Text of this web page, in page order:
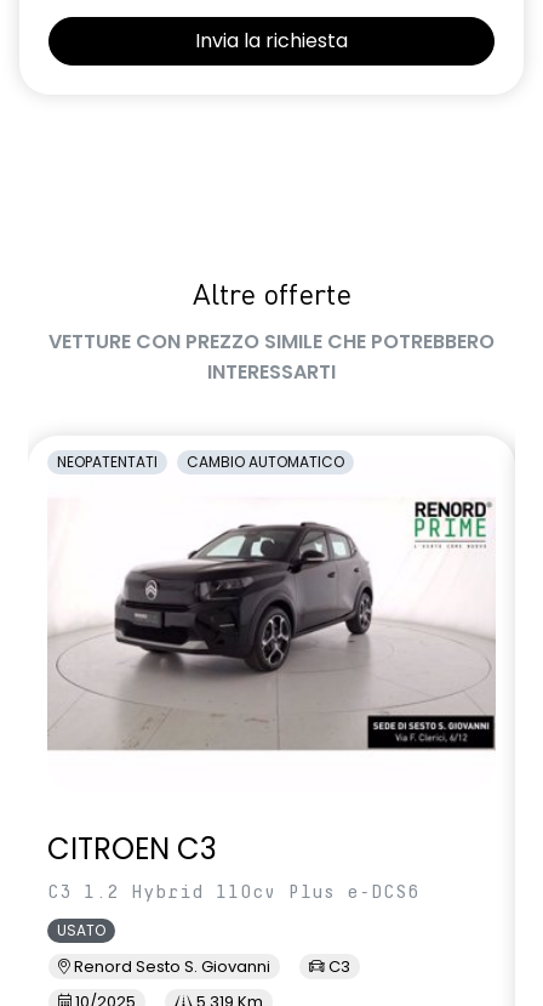
Selleria Stepway in tessuto blu e nero
Volante regolabile in altezza e profondità
Altre offerte
VETTURE CON PREZZO SIMILE CHE POTREBBERO
INTERESSARTI
NEOPATENTATI CAMBIO AUTOMATICO
CITROEN C3
C3 1.2 Hybrid 110cv Plus e-DCS6
USATO
Renord Sesto S. Giovanni
C3